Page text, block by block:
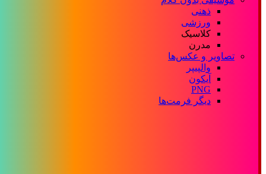
ذهنی
ورزشی
کلاسیک
مدرن
تصاویر و عکس‌ها
والپیپر
آیکون
PNG
دیگر فرمت‌ها